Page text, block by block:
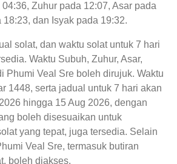
Zuhur pada 12:07, Asar pada
dan Isyak pada 19:32.
solat, dan waktu solat untuk 7 hari
Waktu Subuh, Zuhur, Asar,
Phumi Veal Sre boleh dirujuk. Waktu
1448, serta jadual untuk 7 hari akan
hingga 15 Aug 2026, dengan
boleh disesuaikan untuk
yang tepat, juga tersedia. Selain
Veal Sre, termasuk butiran
boleh diakses.